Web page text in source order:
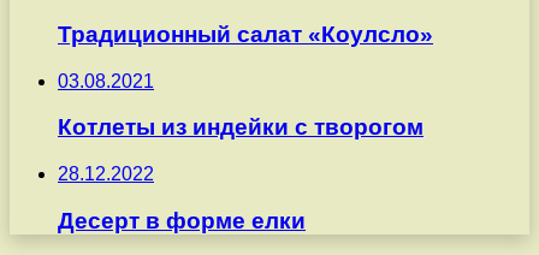
Традиционный салат «Коулсло»
03.08.2021
Котлеты из индейки с творогом
28.12.2022
Десерт в форме елки